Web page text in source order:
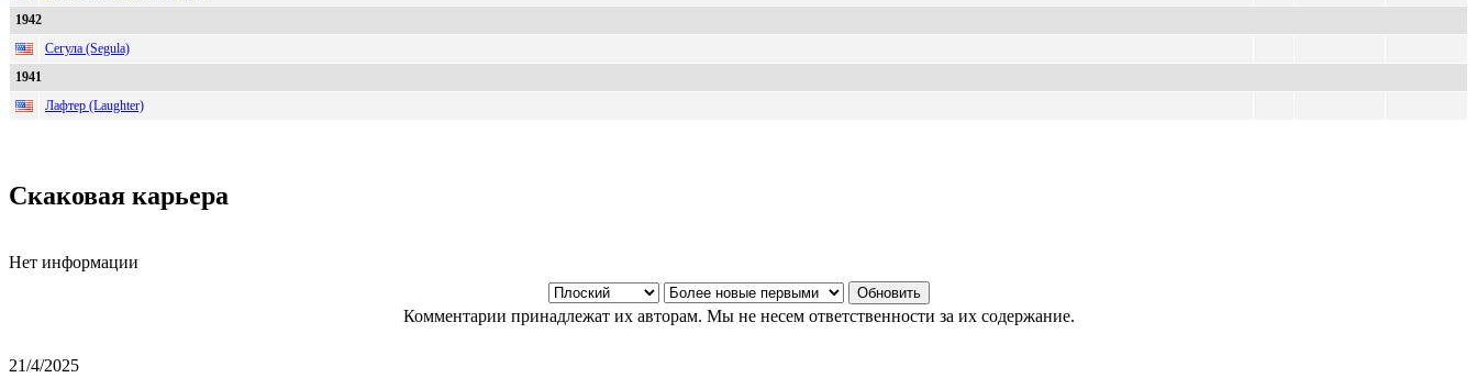
1942
Сегула (Segula)
1941
Лафтер (Laughter)
Скаковая карьера
Нет информации
Комментарии принадлежат их авторам. Мы не несем ответственности за их содержание.
21/4/2025